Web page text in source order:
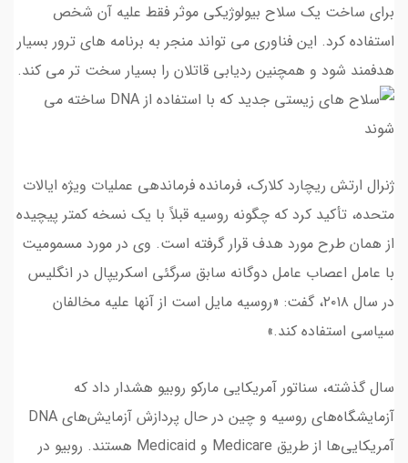
برای ساخت یک سلاح بیولوژیکی موثر فقط علیه آن شخص
استفاده کرد. این فناوری می تواند منجر به برنامه های ترور بسیار
هدفمند شود و همچنین ردیابی قاتلان را بسیار سخت تر می کند.
ژنرال ارتش ریچارد کلارک، فرمانده فرماندهی عملیات ویژه ایالات
متحده، تأکید کرد که چگونه روسیه قبلاً با یک نسخه کمتر پیچیده
از همان طرح مورد هدف قرار گرفته است. وی در مورد مسمومیت
با عامل اعصاب عامل دوگانه سابق سرگئی اسکریپال در انگلیس
در سال ۲۰۱۸، گفت: «روسیه مایل است از آنها علیه مخالفان
سیاسی استفاده کند.»
سال گذشته، سناتور آمریکایی مارکو روبیو هشدار داد که
آزمایشگاه‌های روسیه و چین در حال پردازش آزمایش‌های DNA
آمریکایی‌ها از طریق Medicare و Medicaid هستند. روبیو در